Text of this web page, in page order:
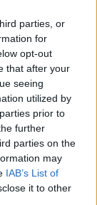
parties, or
for
opt-out
that after your
seeing
utilized by
prior to
further
parties on the
may
IAB’s List of
it to other
una app
ven
dará paso,
el formato
gran
la imagen.
voces